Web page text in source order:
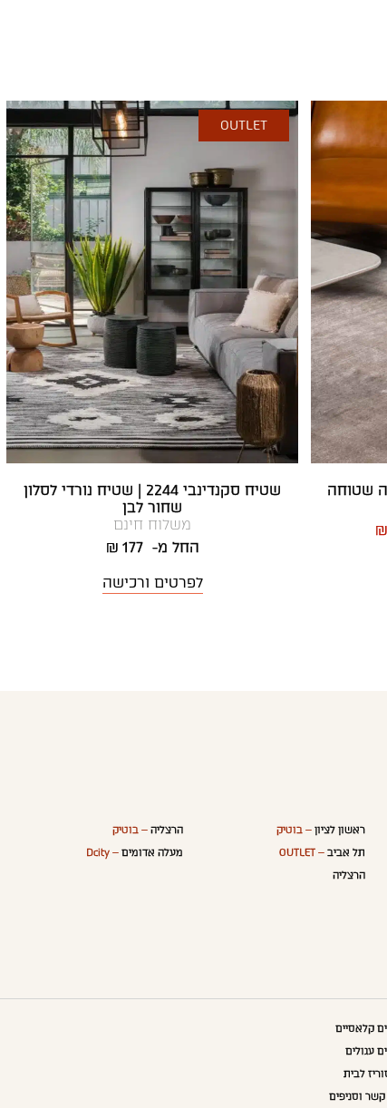
שטוחה
₪
OUTLET
שטיח סקנדינבי 2244 | שטיח נורדי לסלון
שחור לבן
משלוח חינם
החל מ-₪ 177
לפרטים ורכישה
ראשון לציון– בוטיק
תל אביב– OUTLET
הרצליה
הרצליה– בוטיק
מעלה אדומים – Dcity
קלאסיים
עגולים
לבית
קשר וסניפים